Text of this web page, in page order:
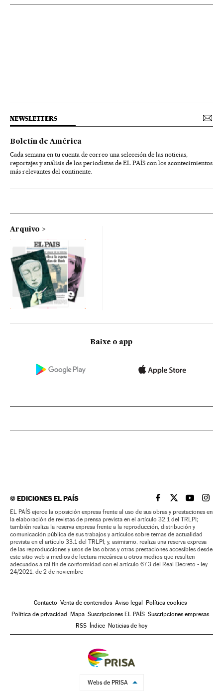
NEWSLETTERS
Boletín de América
Cada semana en tu cuenta de correo una selección de las noticias,
reportajes y análisis de los periodistas de EL PAÍS con los acontecimientos
más relevantes del continente.
Arquivo
Baixe o app
©EDICIONES EL PAÍS EL PAÍS BRASIL EN
EL PAÍSEL PAÍS
EL
EL PAÍS ejerce la oposición expresa frente al uso de sus obras y prestaciones en
la elaboración de revistas de prensa prevista en el artículo 32.1 del TRLPI;
también realiza la reserva expresa frente a la reproducción, distribución y
comunicación pública de sus trabajos y artículos sobre temas de actualidad
prevista en el artículo 33.1 del TRLPI; y, asimismo, realiza una reserva expresa
de las reproducciones y usos de las obras y otras prestaciones accesibles desde
este sitio web a medios de lectura mecánica u otros medios que resulten
adecuados a tal fin de conformidad con el artículo 67.3 del Real Decreto - ley
24/2021, de 2 de noviembre
Contacto Venta de contenidos Aviso legal
Política cookies
Política de privacidad
Mapa Suscripciones EL PAÍS Suscripciones empresas
RSS
Índice Noticias de hoy
Webs de PRISA